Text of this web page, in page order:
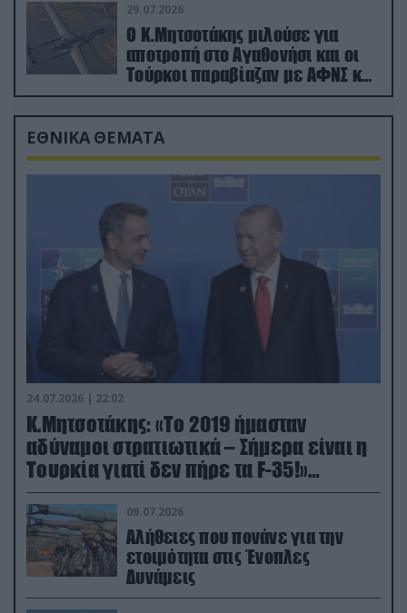
29.07.2026
Ο Κ.Μητσοτάκης μιλούσε για
αποτροπή στο Αγαθονήσι και οι
Τούρκοι παραβίαζαν με ΑΦΝΣ και
drone
ΕΘΝΙΚΑ ΘΕΜΑΤΑ
24.07.2026 | 22:02
Κ.Μητσοτάκης: «Το 2019 ήμασταν
αδύναμοι στρατιωτικά – Σήμερα είναι η
Τουρκία γιατί δεν πήρε τα F-35!»
(βίντεο)
09.07.2026
Αλήθειες που πονάνε για την
ετοιμότητα στις Ένοπλες
Δυνάμεις